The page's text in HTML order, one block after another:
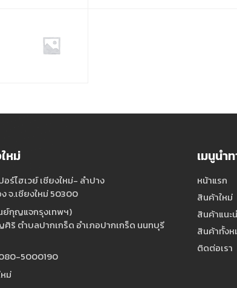
หม่
ร์ไฮเวย์ เชียงใหม่- ลำปาง
จ.เชียงใหม่ 50300
ย์กุญแจกรุงเทพฯ)
ริ ตำบลปากเกร็ด อำเภอปากเกร็ด นนทบุรี
5000190
ม่
เมนูนำ
หน้าแรก
สินค้าใหม่
สินค้าแนะ
สินค้าทั้ง
ติดต่อเรา